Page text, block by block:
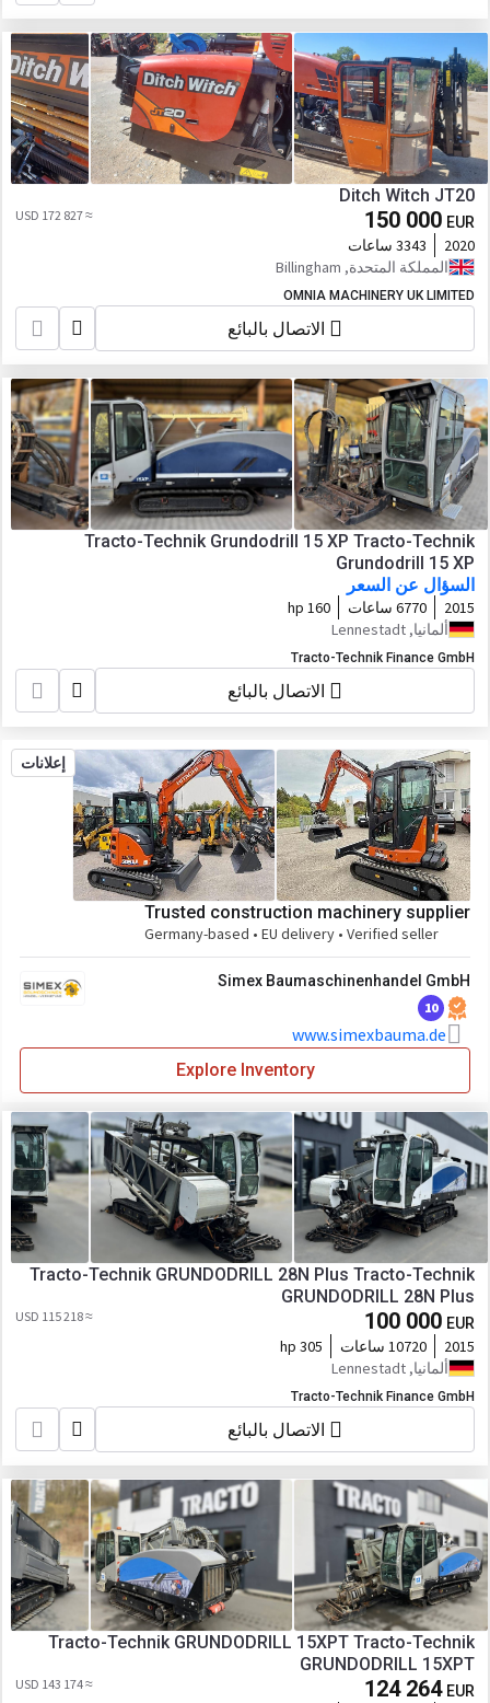
Ditch Witch JT20
150 000 EUR
≈ 172 827 USD
2020
3343 ساعات
المملكة المتحدة, Billingham
OMNIA MACHINERY UK LIMITED
الاتصال بالبائع
Tracto-Technik Grundodrill 15 XP Tracto-Technik
Grundodrill 15 XP
السؤال عن السعر
2015 6770 ساعات
160 hp
ألمانيا, Lennestadt
Tracto-Technik Finance GmbH
الاتصال بالبائع
إعلانات
Trusted construction machinery supplier
Germany-based • EU delivery • Verified seller
Simex Baumaschinenhandel GmbH
10
www.simexbauma.de
Explore Inventory
Tracto-Technik GRUNDODRILL 28N Plus Tracto-Technik
GRUNDODRILL 28N Plus
100 000 EUR
≈ 115 218 USD
2015 10720 ساعات
305 hp
ألمانيا, Lennestadt
Tracto-Technik Finance GmbH
الاتصال بالبائع
Tracto-Technik GRUNDODRILL 15XPT Tracto-Technik
GRUNDODRILL 15XPT
124 264 EUR
≈ 143 174 USD